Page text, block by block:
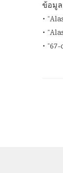
ข้อมู
•
•
•